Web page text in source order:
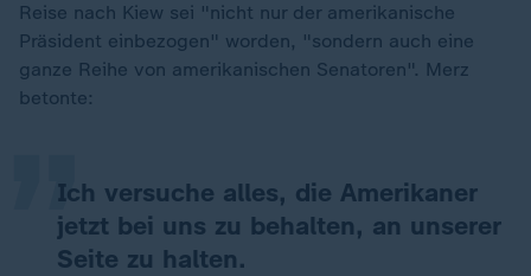
Reise nach Kiew sei "nicht nur der amerikanische
Präsident einbezogen" worden, "sondern auch eine
ganze Reihe von amerikanischen Senatoren". Merz
betonte:
Ich versuche alles, die Amerikaner
jetzt bei uns zu behalten, an unserer
Seite zu halten.
„